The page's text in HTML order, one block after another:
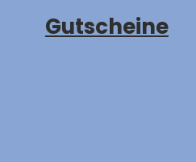
Gutscheine